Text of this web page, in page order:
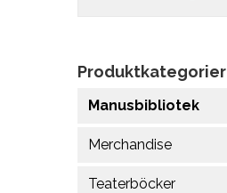
Produktkategorier
Manusbibliotek
Merchandise
Teaterböcker